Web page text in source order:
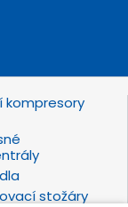
kompresory
stožáry